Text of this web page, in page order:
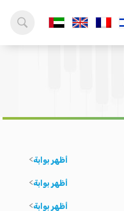
أظهر بوابة
أظهر بوابة
أظهر بوابة